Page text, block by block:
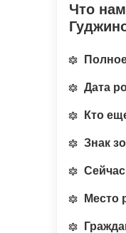
Что
Дата
Кто
Знак
Место